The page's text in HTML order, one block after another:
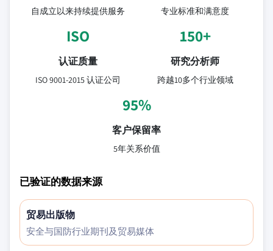
自成立以来持续提供服务 专业标准和满意度
ISO
认证质量
ISO 9001-2015 认证公司
150+
研究分析师
跨越10多个行业领域
95%
客户保留率
5年关系价值
已验证的数据来源
贸易出版物
安全与国防行业期刊及贸易媒体